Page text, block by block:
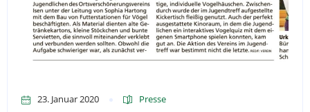
23. Januar 2020 Presse